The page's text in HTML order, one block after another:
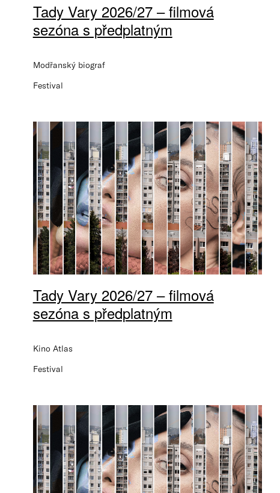
Tady Vary 2026/27 – filmová
sezóna s předplatným
Modřanský biograf
Festival
Tady Vary 2026/27 – filmová
sezóna s předplatným
Kino Atlas
Festival